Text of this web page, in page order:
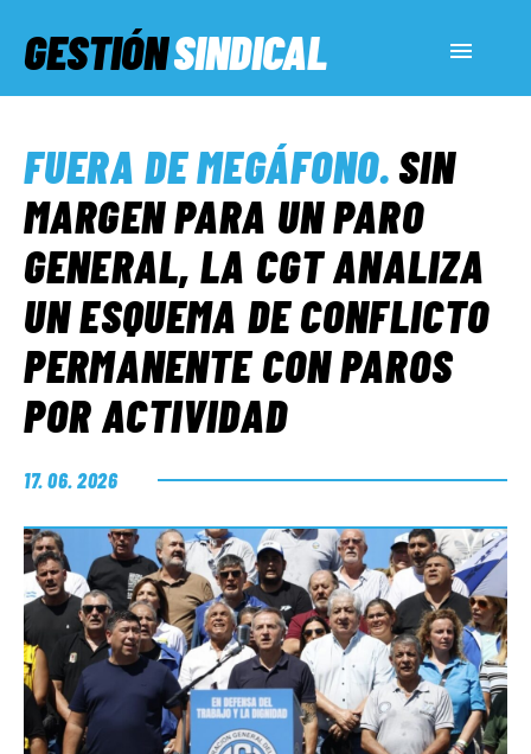
GESTIÓNSINDICAL
SERVICIOS SOCIALES
INFORMES ESPECIALES
FUERA DE MEGÁFONO
FUERA DE MEGÁFONO.SIN
MARGEN PARA UN PARO
GENERAL, LA CGT ANALIZA
UN ESQUEMA DE CONFLICTO
PERMANENTE CON PAROS
POR ACTIVIDAD
17. 06. 2026